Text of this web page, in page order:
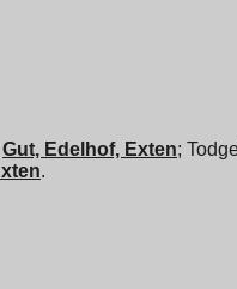
Gut, Edelhof, Exten;
.